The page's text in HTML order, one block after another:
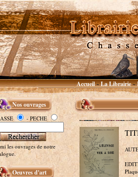
Accueil~La Librairie~
Nos ouvrages
- PECHE
les ouvrages de notre
Oeuvres d'art